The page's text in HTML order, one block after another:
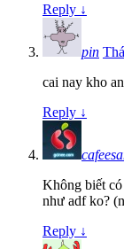
Reply ↓
pin
cai nay kho
Reply ↓
Không biết
như adf ko?
Reply ↓